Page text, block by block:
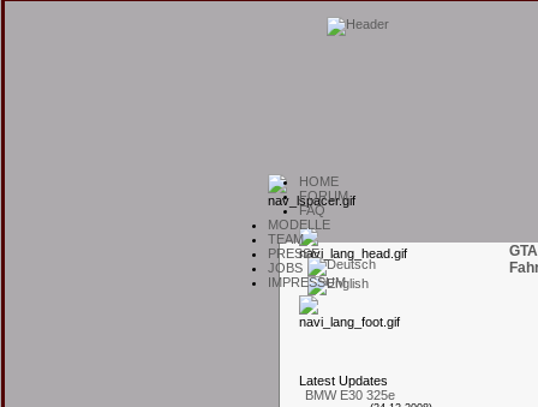
HOME
FORUM
FAQ
MODELLE
TEAM
PRESSE
JOBS
IMPRESSUM
L atest Updates
BMW E30 325e